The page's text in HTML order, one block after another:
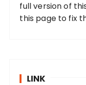
full version of
this page to fix
LINK